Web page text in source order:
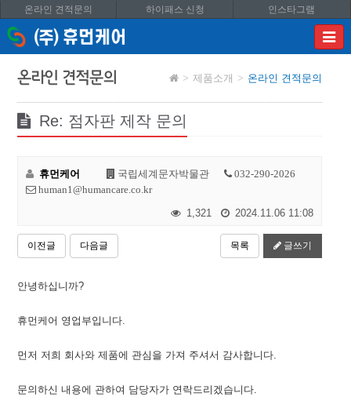
온라인 견적문의 하이패스 신청 인스타그램
이메
입력
온라인 견적문의 제품소개 온라인 견적문의
Re: 점자판 제작 문의
휴먼케어 국립세계문자박물관
032-290-2026
human1@humancare.co.kr
1,321
2024.11.06 11:08
이전글 다음글 목록 글쓰기
안녕하십니까?
휴먼케어 영업부입니다.
먼저 저희 회사와 제품에 관심을 가져 주셔서 감사합니다.
문의하신 내용에 관하여 담당자가 연락드리겠습니다.